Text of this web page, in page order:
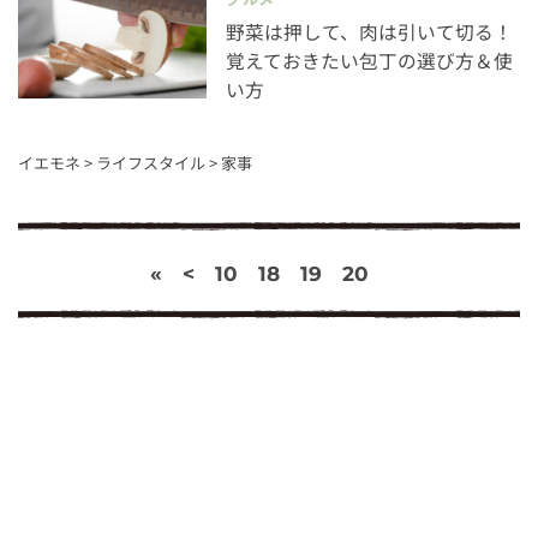
野菜は押して、肉は引いて切る！
覚えておきたい包丁の選び方＆使
い方
イエモネ > ライフスタイル> 家事
« < 10 18 19 20